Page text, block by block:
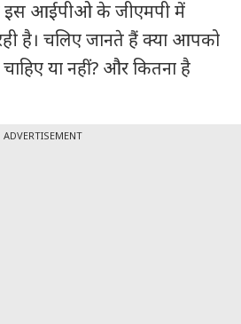
इस आईपीओ के जीएमपी में
है। चलिए जानते हैं क्या आपको
या नहीं? और कितना है
ADVERTISEMENT